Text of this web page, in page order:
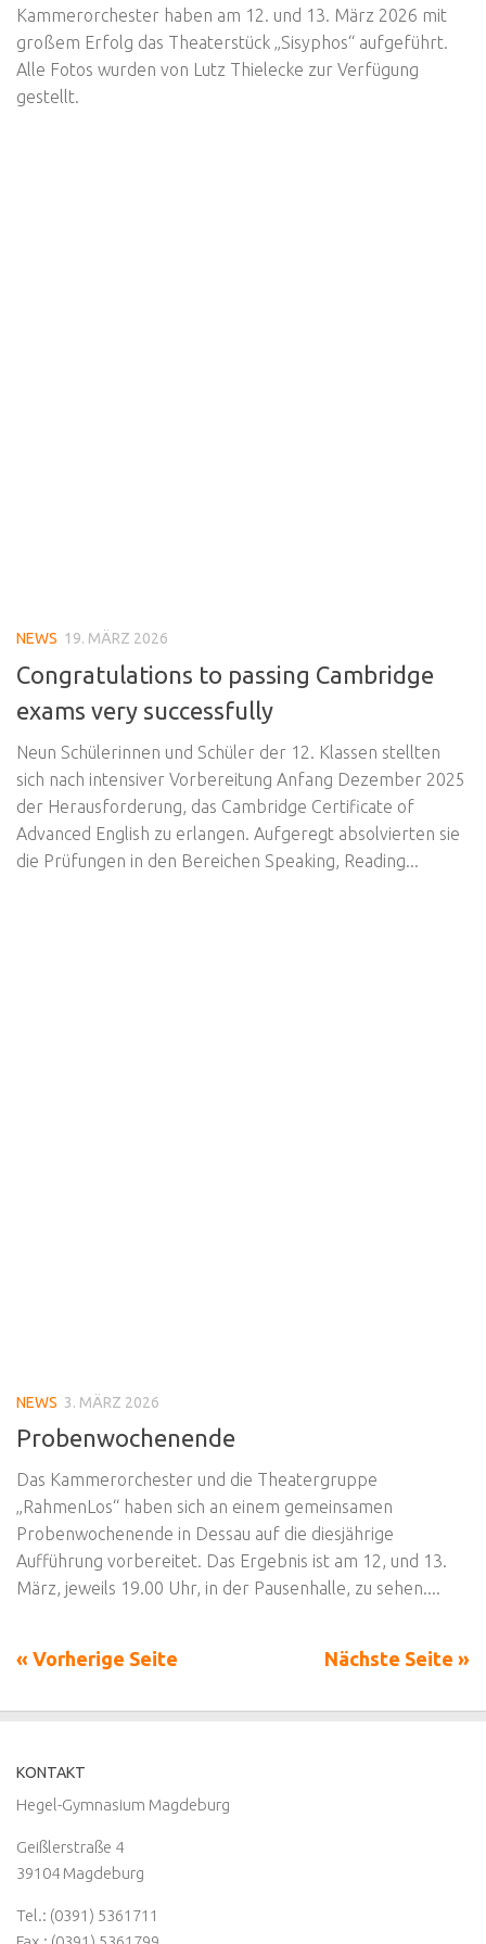
Kammerorchester haben am 12. und 13. März 2026 mit
großem Erfolg das Theaterstück „Sisyphos“ aufgeführt.
Alle Fotos wurden von Lutz Thielecke zur Verfügung
gestellt.
NEWS 19. MÄRZ 2026
Congratulations to passing Cambridge
exams very successfully
Neun Schülerinnen und Schüler der 12. Klassen stellten
sich nach intensiver Vorbereitung Anfang Dezember 2025
der Herausforderung, das Cambridge Certificate of
Advanced English zu erlangen. Aufgeregt absolvierten sie
die Prüfungen in den Bereichen Speaking, Reading...
NEWS 3. MÄRZ 2026
Probenwochenende
Das Kammerorchester und die Theatergruppe
„RahmenLos“ haben sich an einem gemeinsamen
Probenwochenende in Dessau auf die diesjährige
Aufführung vorbereitet. Das Ergebnis ist am 12, und 13.
März, jeweils 19.00 Uhr, in der Pausenhalle, zu sehen....
« Vorherige Seite Nächste Seite »
KONTAKT
Hegel-Gymnasium Magdeburg
Geißlerstraße 4
39104 Magdeburg
Tel.: (0391) 5361711